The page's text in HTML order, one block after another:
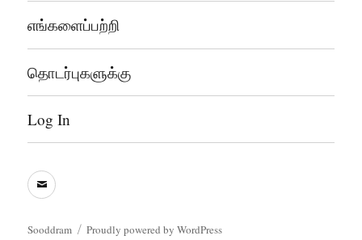
எங்களைப்பற்றி
தொடர்புகளுக்கு
Log In
sooddram@gmail.com
Sooddram Proudly powered by WordPress